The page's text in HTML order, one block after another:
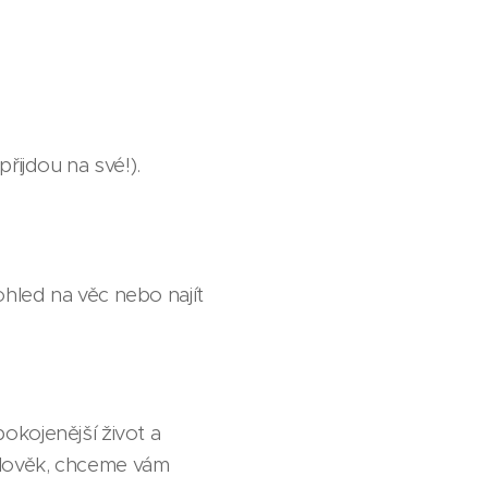
na své!).
na věc nebo najít
život a
chceme vám